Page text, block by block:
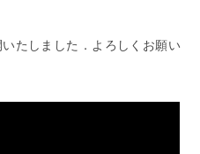
たしました．よろしくお願い